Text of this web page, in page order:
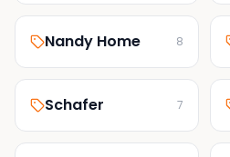
Nandy Home 8
Schafer 7